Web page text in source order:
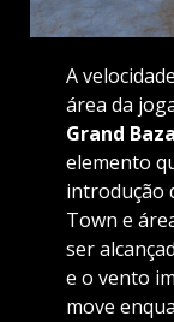
A
área da
Grand
elemento
introdução
Town e
ser
e o vento
move